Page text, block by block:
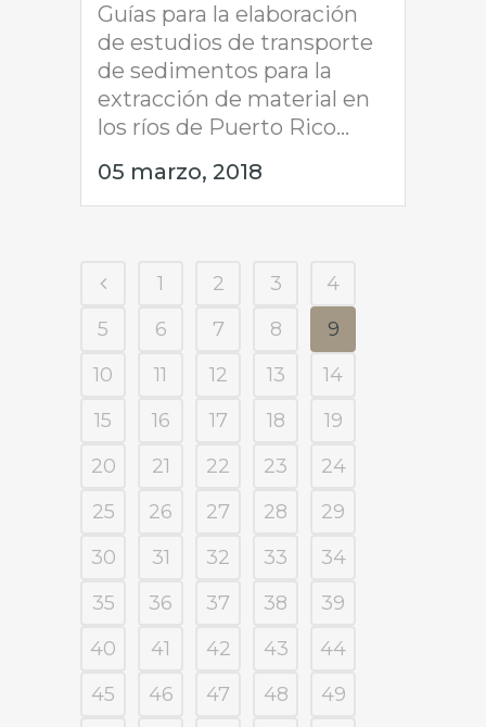
Guías para la elaboración
de estudios de transporte
de sedimentos para la
extracción de material en
los ríos de Puerto Rico...
05 marzo, 2018
1 2 3
4
5
6 7 8
9
10
11 12 13
14
15
16 17 18
19
20
21 22 23
24
25
26 27 28
29
30
31 32 33
34
35
36 37 38
39
40
41 42 43
44
45
46 47 48
49